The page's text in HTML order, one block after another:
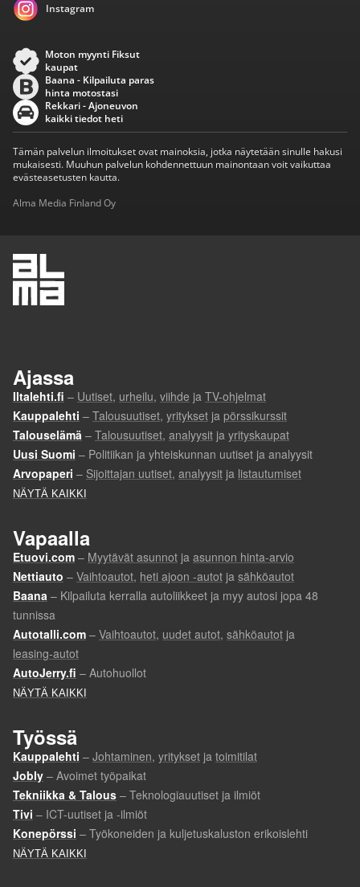
Instagram
Moton myynti Fiksut
kaupat
Baana - Kilpailuta paras
hinta motostasi
Rekkari - Ajoneuvon
kaikki tiedot heti
Tämän palvelun ilmoitukset ovat mainoksia, jotka näytetään sinulle hakusi
mukaisesti. Muuhun palvelun kohdennettuun mainontaan voit vaikuttaa
evästeasetusten kautta.
Alma Media Finland Oy